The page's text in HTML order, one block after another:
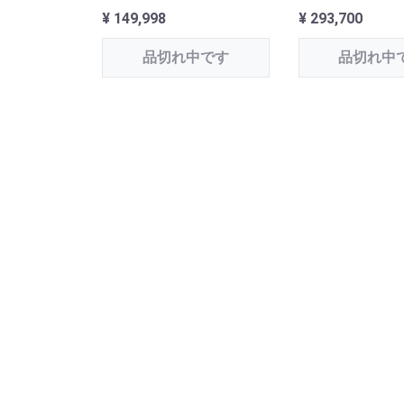
¥ 149,998
品切れ中です
¥ 293,700
品切れ中